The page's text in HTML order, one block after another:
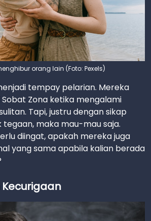
orang lain (Foto: Pexels)
tempay pelarian. Mereka
Zona ketika mengalami
Tapi, justru dengan sikap
tegaan, maka mau-mau saja.
diingat, apakah mereka juga
yang sama apabila kalian berada